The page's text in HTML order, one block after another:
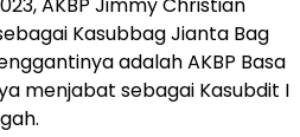
AKBP Jimmy Christian
Kasubbag Jianta Bag
adalah AKBP Basa
menjabat sebagai Kasubdit I